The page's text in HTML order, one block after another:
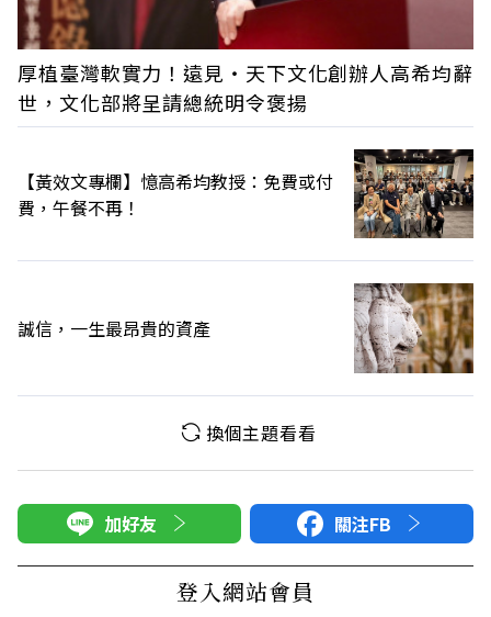
厚植臺灣軟實力！遠見‧天下文化創辦人高希均辭
世，文化部將呈請總統明令褒揚
【黃效文專欄】憶高希均教授：免費或付
費，午餐不再！
誠信，一生最昂貴的資產
換個主題看看
加好友 關注FB
登入網站會員